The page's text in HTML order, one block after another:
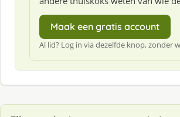
Maak een gratis account
Al lid? Log in via dezelfde knop, zonder